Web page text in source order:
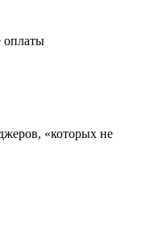
оплаты
«которых не